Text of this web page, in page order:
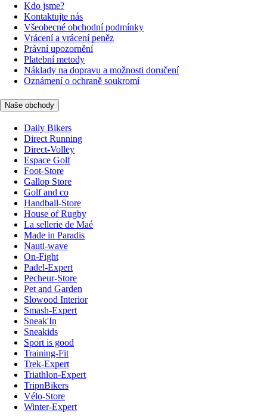
Kdo jsme?
Kontaktujte nás
Všeobecné obchodní podmínky
Vrácení a vrácení peněz
Právní upozornění
Platební metody
Náklady na dopravu a možnosti doručení
Oznámení o ochraně soukromí
Naše obchody
Daily Bikers
Direct Running
Direct-Volley
Espace Golf
Foot-Store
Gallop Store
Golf and co
Handball-Store
House of Rugby
La sellerie de Maé
Made in Paradis
Nauti-wave
On-Fight
Padel-Expert
Pecheur-Store
Pet and Garden
Slowood Interior
Smash-Expert
Sneak'In
Sneakids
Sport is good
Training-Fit
Trek-Expert
Triathlon-Expert
TripnBikers
Vélo-Store
Winter-Expert